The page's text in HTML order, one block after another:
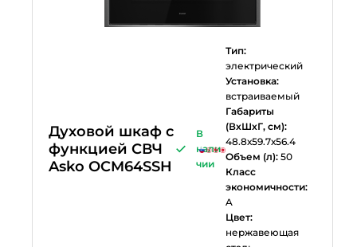
Духовой шкаф с
функцией СВЧ
Asko OCM64SSH
В
нали
чии
Тип:
электрический
Установка:
встраиваемый
Габариты
(ВхШхГ, см):
48.8х59.7х56.4
Объем (л):50
Класс
экономичности:
A
Цвет:
нержавеющая